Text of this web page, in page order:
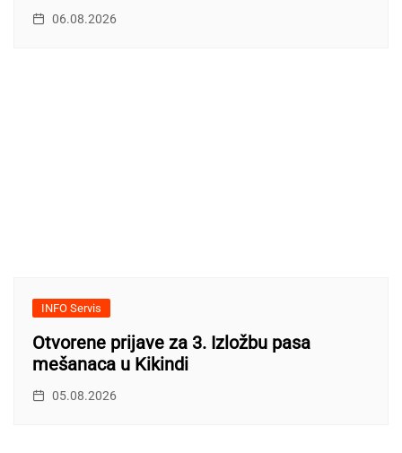
06.08.2026
INFO Servis
Otvorene prijave za 3. Izložbu pasa
mešanaca u Kikindi
05.08.2026